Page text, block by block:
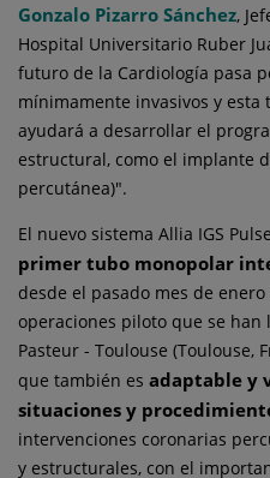
Gonzalo Pizarro Sánchez,
Hospital Universitario Ruber
futuro de la Cardiología pasa
mínimamente invasivos y esta
ayudará a desarrollar el
estructural, como el implante
percutánea)".
El nuevo sistema Allia IGS
primer tubo monopolar
desde el pasado mes de
operaciones piloto que se han
Pasteur - Toulouse (Toulouse,
que también es adaptable y
situaciones y
intervenciones coronarias
y estructurales, con el